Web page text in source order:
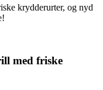
krydderurter, og nyd
med friske